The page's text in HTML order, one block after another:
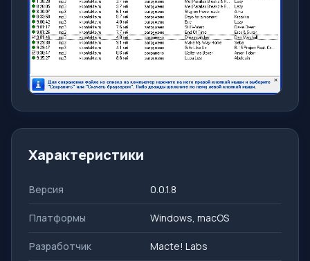
Характеристики
Версия 0.0.1.8
Платформы Windows, macOS
Разработчик Macte! Labs